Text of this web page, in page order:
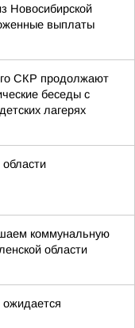
Новосибирской
выплаты
СКР продолжают
беседы с
лагерях
коммунальную
области